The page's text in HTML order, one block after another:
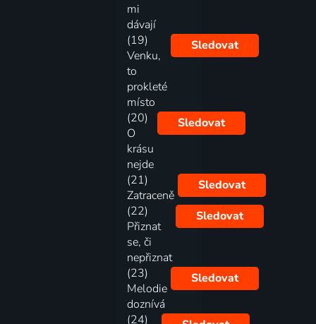
mi
dávají
(19)
Venku,
to
prokleté
místo
Sledovat
(20)
O
krásu
nejde
Sledovat
(21)
Zatraceně
Sledovat
(22)
Přiznat
se, či
nepřiznat
Sledovat
(23)
Melodie
doznívá
Sledovat
(24)